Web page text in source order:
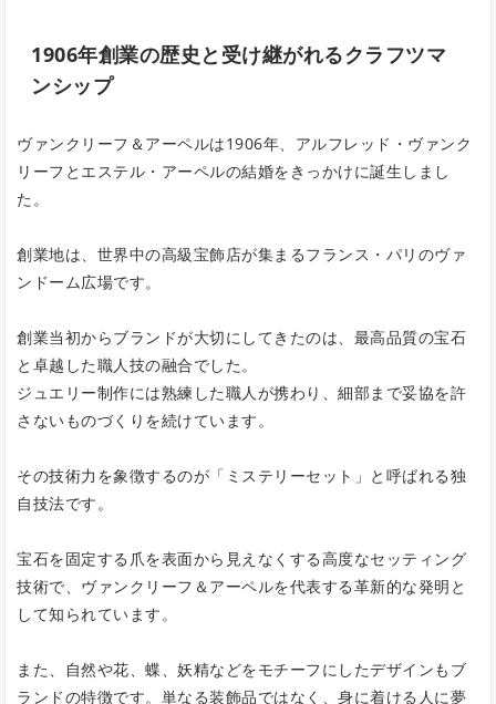
1906年創業の歴史と受け継がれるクラフツマ
ンシップ
ヴァンクリーフ＆アーペルは1906年、アルフレッド・ヴァンク
リーフとエステル・アーペルの結婚をきっかけに誕生しまし
た。
創業地は、世界中の高級宝飾店が集まるフランス・パリのヴァ
ンドーム広場です。
創業当初からブランドが大切にしてきたのは、最高品質の宝石
と卓越した職人技の融合でした。
ジュエリー制作には熟練した職人が携わり、細部まで妥協を許
さないものづくりを続けています。
その技術力を象徴するのが「ミステリーセット」と呼ばれる独
自技法です。
宝石を固定する爪を表面から見えなくする高度なセッティング
技術で、ヴァンクリーフ＆アーペルを代表する革新的な発明と
して知られています。
また、自然や花、蝶、妖精などをモチーフにしたデザインもブ
ランドの特徴です。単なる装飾品ではなく、身に着ける人に夢